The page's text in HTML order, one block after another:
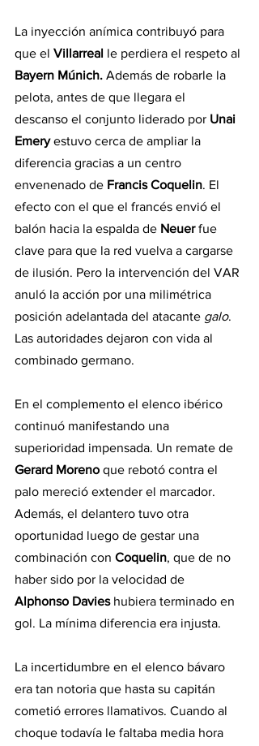
La inyección anímica contribuyó para
que el Villarreal le perdiera el respeto al
Bayern Múnich. Además de robarle la
pelota, antes de que llegara el
descanso el conjunto liderado por Unai
Emery estuvo cerca de ampliar la
diferencia gracias a un centro
envenenado de Francis Coquelin. El
efecto con el que el francés envió el
balón hacia la espalda de Neuer fue
clave para que la red vuelva a cargarse
de ilusión. Pero la intervención del VAR
anuló la acción por una milimétrica
posición adelantada del atacante galo.
Las autoridades dejaron con vida al
combinado germano.
En el complemento el elenco ibérico
continuó manifestando una
superioridad impensada. Un remate de
Gerard Moreno que rebotó contra el
palo mereció extender el marcador.
Además, el delantero tuvo otra
oportunidad luego de gestar una
combinación con Coquelin, que de no
haber sido por la velocidad de
Alphonso Davies hubiera terminado en
gol. La mínima diferencia era injusta.
La incertidumbre en el elenco bávaro
era tan notoria que hasta su capitán
cometió errores llamativos. Cuando al
choque todavía le faltaba media hora